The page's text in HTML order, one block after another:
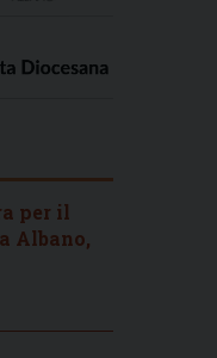
per il
Albano,